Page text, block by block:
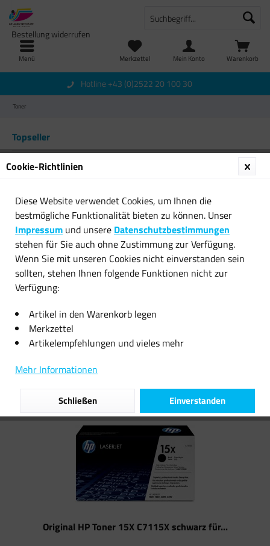
Menü Warenkorb
Merkzettel
Bestellung widerrufen
Mein Konto
Hotline +43 (0)2522 20 100 30
Toner
Topseller
Original HP Toner 15X C7115X
schwarz für...
10,28 € *
Original Brother Toner TN-
3280 für DCP 8070D...
Filtern
Original HP Toner 15X C7115X schwarz für...
Cookie-Richtlinien
Diese Website verwendet Cookies, um Ihnen die
bestmögliche Funktionalität bieten zu können. Unser
Impressum und unsere Datenschutzbestimmungen
stehen für Sie auch ohne Zustimmung zur Verfügung.
Wenn Sie mit unseren Cookies nicht einverstanden sein
sollten, stehen Ihnen folgende Funktionen nicht zur
Verfügung:
Artikel in den Warenkorb legen
Merkzettel
Artikelempfehlungen und vieles mehr
Mehr Informationen
Einverstanden
Schließen